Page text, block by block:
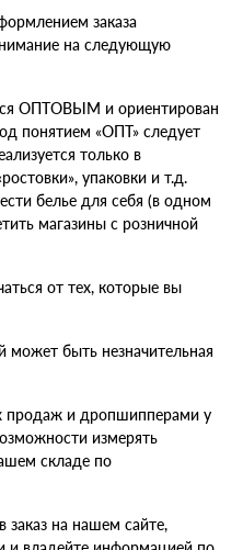
заказа
на следующую
ОПТОВЫМ и ориентирован
понятием «ОПТ» следует
только в
упаковки и т.д.
белье для себя (в одном
магазины с розничной
от тех, которые вы
может быть незначительная
продаж и дропшипперами у
измерять
складе по
заказ на нашем сайте,